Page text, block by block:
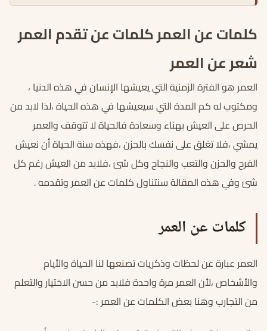
كلمات عن العمر كلمات عن تقدم العمر
شعر عن العمر
العمر هو الفترة الزمنية التي يعيشها الإنسان في هذه الدنيا ،
ومكتوب له كم المدة التي سيعيشها في هذه الحياة ،لذا لابد من
الحرص على العيش بهناء وسعادة فالحياة لا تتوقف والعمر
يمشي ،فلا تغلق على نفسك بالحزن ،فهذه سنة الحياة أن نعيش
الفرح والحزن والتعب والنجاح وكل شئ ،فلابد من العيش رغم كل
شئ وفي هذه المقالة سنتناول كلمات عن العمر وتقدمه .
كلمات عن العمر
العمر عبارة عن لحظات وذكريات تصنعها لنا الحياة والأيام
والأشخاص ،لأن العمر مرة واحدة فلابد من حسن الاختيار والتعلم
من التجارب وهنا بعض الكلمات عن العمر :-